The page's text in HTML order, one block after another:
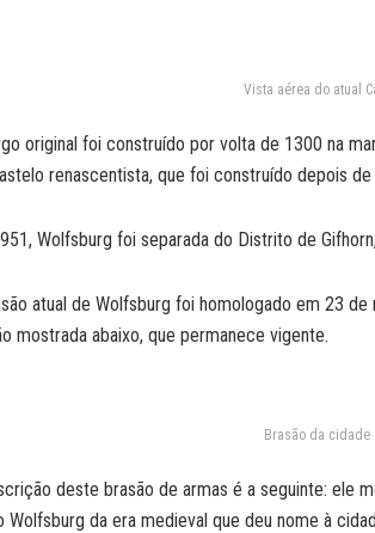
Vista aérea do atual
original foi construído por volta de 1300 na
renascentista, que foi construído depois
Wolfsburg foi separada do Distrito de
atual de Wolfsburg foi homologado em 23
mostrada abaixo, que permanece vigente.
Brasão da cidade
deste brasão de armas é a seguinte: ele
Wolfsburg da era medieval que deu nome à